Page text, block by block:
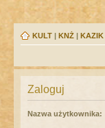
KULT | KNŻ | KAZIK
Zaloguj
Nazwa użytkownika: